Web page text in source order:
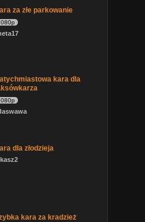
za złe parkowanie
kara dla
dla złodzieja
kara za kradzież